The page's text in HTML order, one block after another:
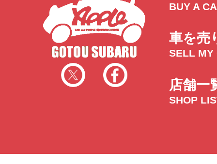
BUY A
車を売
SELL MY
店舗一
SHOP